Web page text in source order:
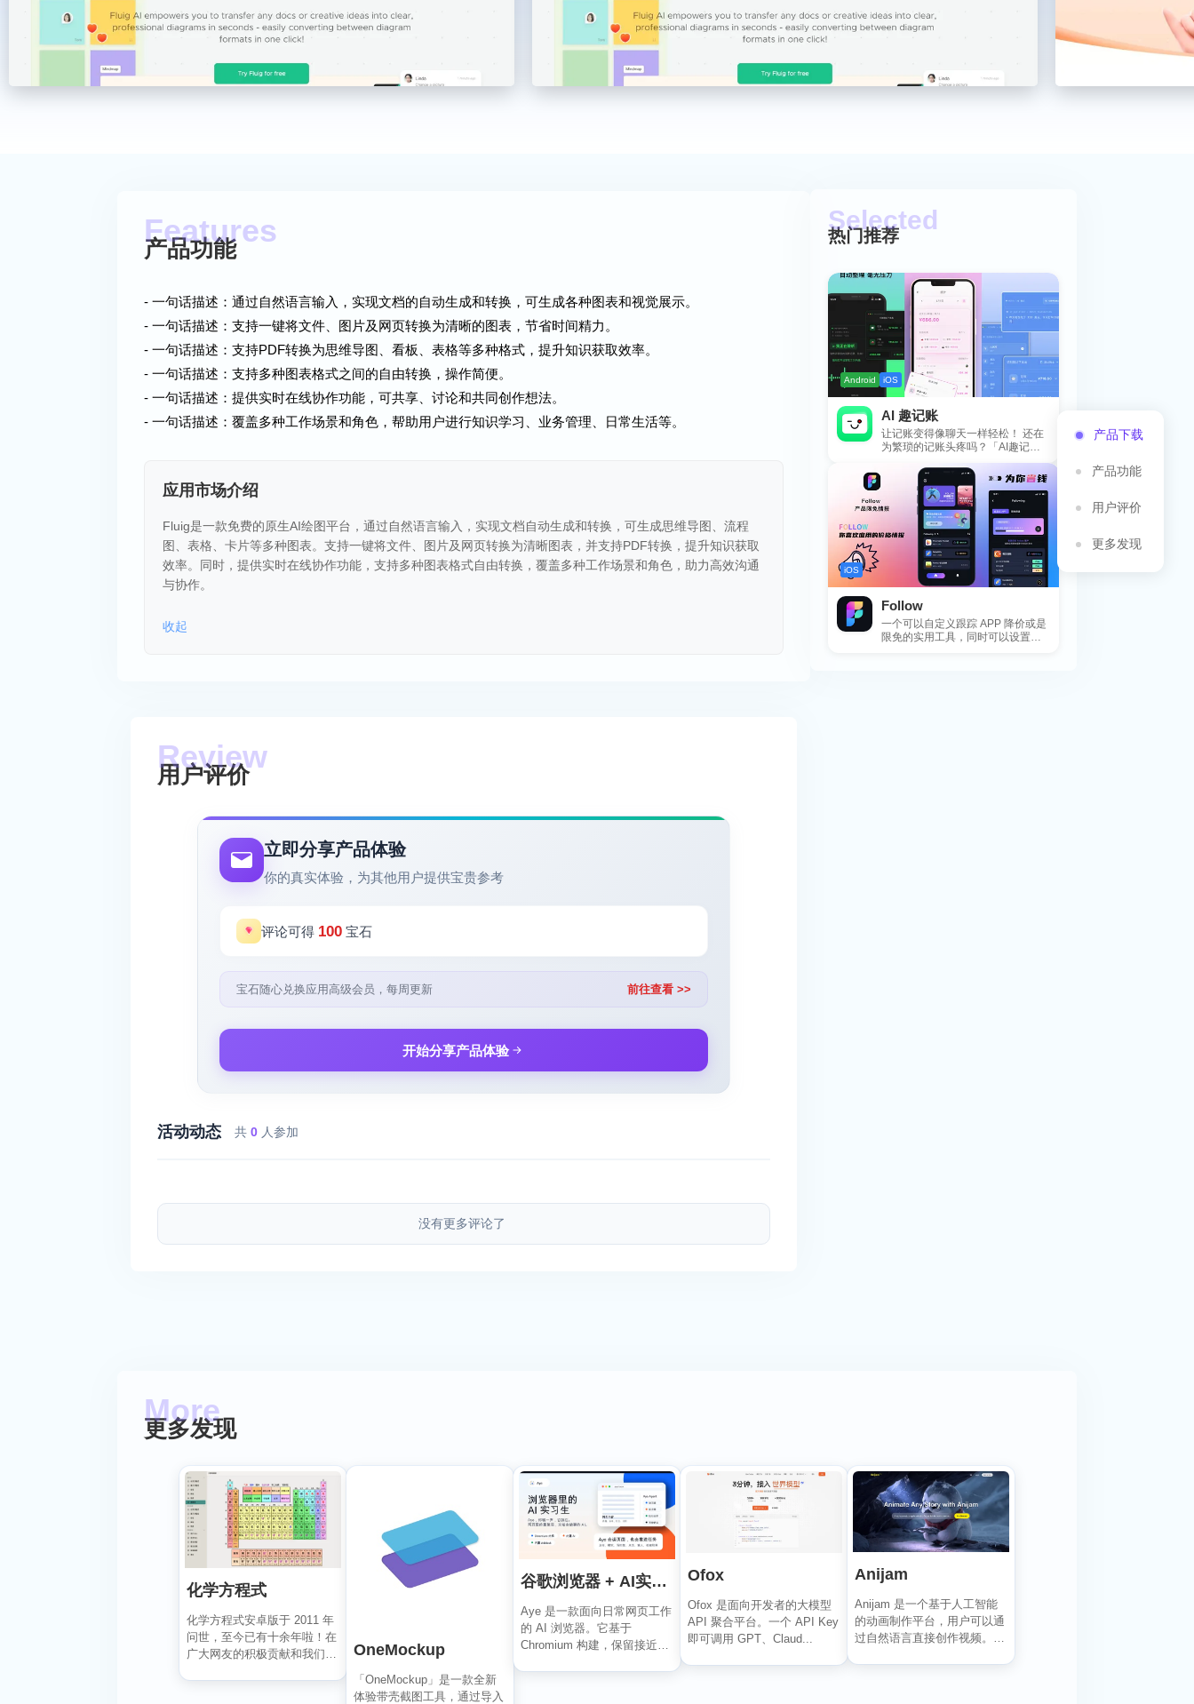
产品下载
产品功能
用户评价
更多发现
产品功能
- 一句话描述：通过自然语言输入，实现文档的自动生成和转换，可生成各种图表和视觉展示。
- 一句话描述：支持一键将文件、图片及网页转换为清晰的图表，节省时间精力。
- 一句话描述：支持PDF转换为思维导图、看板、表格等多种格式，提升知识获取效率。
- 一句话描述：支持多种图表格式之间的自由转换，操作简便。
- 一句话描述：提供实时在线协作功能，可共享、讨论和共同创作想法。
- 一句话描述：覆盖多种工作场景和角色，帮助用户进行知识学习、业务管理、日常生活等。
应用市场介绍
Fluig是一款免费的原生AI绘图平台，通过自然语言输入，实现文档自动生成和转换，可生成思维导图、流程
图、表格、卡片等多种图表。支持一键将文件、图片及网页转换为清晰图表，并支持PDF转换，提升知识获取
效率。同时，提供实时在线协作功能，支持多种图表格式自由转换，覆盖多种工作场景和角色，助力高效沟通
与协作。
收起
用户评价
立即分享产品体验
你的真实体验，为其他用户提供宝贵参考
评论可得 100 宝石
宝石随心兑换应用高级会员，每周更新 前往查看 >>
开始分享产品体验
活动动态 共 0 人参加
没有更多评论了
热门推荐
Android iOS
AI 趣记账
让记账变得像聊天一样轻松！ 还在
为繁琐的记账头疼吗？「AI趣记
账」来拯救你啦！这款智能记账工
具专为懒...
iOS
Follow
一个可以自定义跟踪 APP 降价或是
限免的实用工具，同时可以设置包
更多发现
化学方程式
化学方程式安卓版于 2011 年
问世，至今已有十余年啦！在
广大网友的积极贡献和我们的
OneMockup
「OneMockup」是一款全新
体验带壳截图工具，通过导入
谷歌浏览器 + AI实习生：Aye
Aye 是一款面向日常网页工作
的 AI 浏览器。它基于
Chromium 构建，保留接近谷
Ofox
Ofox 是面向开发者的大模型
API 聚合平台。一个 API Key
即可调用 GPT、Claud...
Anijam
Anijam 是一个基于人工智能
的动画制作平台，用户可以通
过自然语言直接创作视频。它